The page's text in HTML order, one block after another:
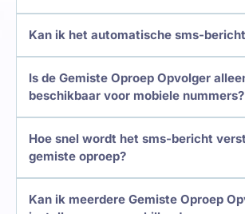
Kan ik het automatische sms-
Is de Gemiste Oproep Opvolger
beschikbaar voor mobiele nummers?
Hoe snel wordt het sms-bericht
gemiste oproep?
Kan ik meerdere Gemiste Oproep